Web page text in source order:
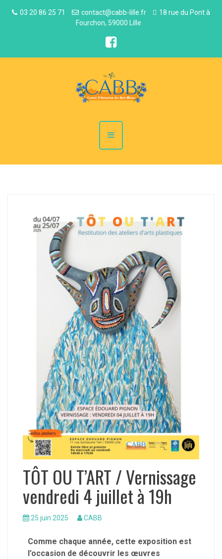
03 20 86 25 71 contact@cabb-lille.fr
18 rue du Pont à
Fourchon, 59000 Lille
TÔT OU T’ART / Vernissage
vendredi 4 juillet à 19h
25 juin 2025 CABB
Comme chaque année, cette exposition est
l’occasion de découvrir les œuvres